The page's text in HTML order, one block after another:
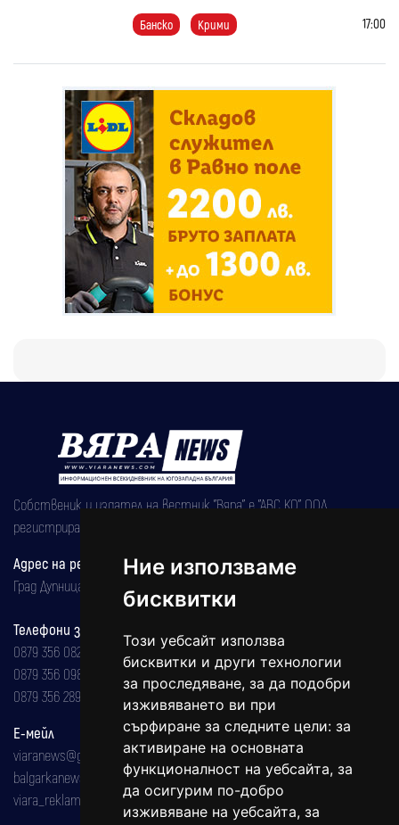
Ние използваме
бисквитки
Този уебсайт използва
бисквитки и други технологии
за проследяване, за да подобри
изживяването ви при
сърфиране за следните цели: за
активиране на основната
функционалност на уебсайта, за
да осигурим по-добро
изживяване на уебсайта, за
Банско Крими 17:00
Собственик и издател на вестник "Вяра" е "АВС КО" ООД,
регистрирана на 08.05.2002 година.
Адрес на редакцията
Град Дупница, ул.''Христо Ботев" 43
Телефони за реклама и абонаменти
0879 356 082
0879 356 098
0879 356 289
Е-мейл
viaranews@gmail.com
balgarkanews@gmail.com
viara_reklama@mail.bg